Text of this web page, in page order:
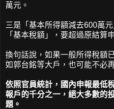
萬元。
三是「基本所得額減去600萬
「基本稅額」，要超過原結算
換句話說，如果一般所得稅額
如郭台銘等大戶，也可能不必
依照官員統計，國內申報最低
報戶的千分之一，絕大多數的
題。